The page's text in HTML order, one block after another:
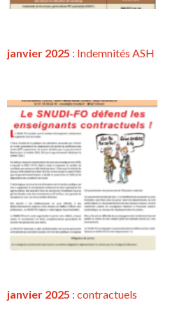
janvier 2025 : Indemnités ASH
janvier 2025 : contractuels